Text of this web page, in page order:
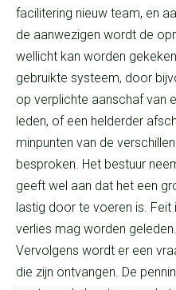
facilitering nieuw team, en
de aanwezigen wordt de
wellicht kan worden
gebruikte systeem, door
op verplichte aanschaf van
leden, of een helderder
minpunten van de
besproken. Het bestuur
geeft wel aan dat het een
lastig door te voeren is.
verlies mag worden geleden.
Vervolgens wordt er een
die zijn ontvangen. De